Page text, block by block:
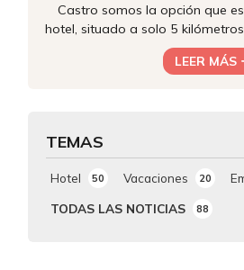
TEMAS
TODAS LAS NOTICIAS 88
Hotel 50 Vacaciones 20
Castro somos la opción que
hotel, situado a solo 5
de Compostela, combina la
natural con unas instalaciones
LEER MÁS